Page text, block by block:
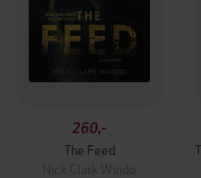
260,-
The Feed
Nick Clark Windo